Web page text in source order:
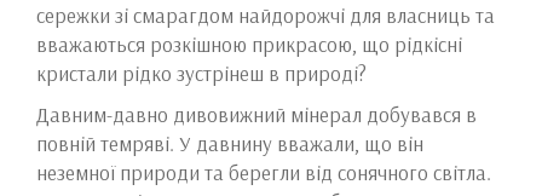
сережки зі смарагдом найдорожчі для власниць та
вважаються розкішною прикрасою, що рідкісні
кристали рідко зустрінеш в природі?
Давним-давно дивовижний мінерал добувався в
повній темряві. У давнину вважали, що він
неземної природи та берегли від сонячного світла.